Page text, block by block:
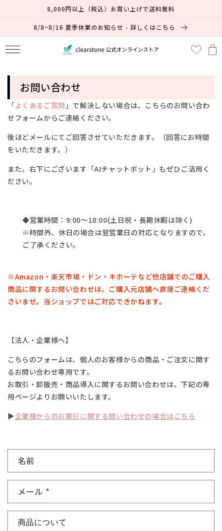
8,000円以上（税込）お買い上げで送料無料
8/8~8/16 夏季休業のお知らせ - 詳しくはこちら
カ
ー
お問い合わせ
「よくあるご質問」で解決しない場合は、 こちらのお問い合わ
せフォームからご連絡ください。
後ほどメールにてご回答させていただきます。（回答にお時間
をいただきます。）
また、右下にございます「AIチャットボット」もぜひご活用く
ださい。
◆営業時間：9:00～18:00(土日祝・長期休暇は除く)
※時間外、休日の場合は翌営業日の対応となりますので、
ご了承ください。
※Amazon・楽天市場・ ドン・キホーテなど他店舗でのご購入
商品に関するお問い合わせは、 ご購入元店舗へ直接ご連絡くだ
さいませ。 当ショップではご対応できかねます。
【法人・企業様へ】
こちらのフォームは、個人のお客様からの商品・ご注文に関す
るお問い合わせ専用です。
お取引・卸販売・商品導入に関するお問い合わせは、下記の専
用ページよりお願いいたします。
▶企業様からのお取引に関する問い合わせの場合はこちら
問
い
わ
名前
メール *